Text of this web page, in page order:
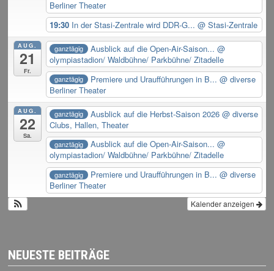
Berliner Theater
19:30 In der Stasi-Zentrale wird DDR-G...@ Stasi-Zentrale
AUG.
21
Fr.
ganztägig Ausblick auf die Open-Air-Saison... @
olympiastadion/ Waldbühne/ Parkbühne/ Zitadelle
ganztägig Premiere und Uraufführungen in B... @ diverse
Berliner Theater
AUG.
22
Sa.
ganztägig Ausblick auf die Herbst-Saison 2026 @ diverse
Clubs, Hallen, Theater
ganztägig Ausblick auf die Open-Air-Saison... @
olympiastadion/ Waldbühne/ Parkbühne/ Zitadelle
ganztägig Premiere und Uraufführungen in B... @ diverse
Berliner Theater
Kalender anzeigen
NEUESTE BEITRÄGE